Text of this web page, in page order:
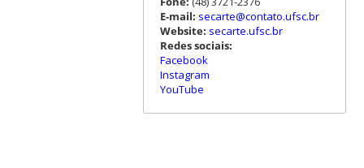
E-mail: secarte@contato.ufsc.br
Website: secarte.ufsc.br
Redes sociais:
Facebook
Instagram
YouTube